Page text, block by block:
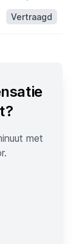
Vertraagd
met